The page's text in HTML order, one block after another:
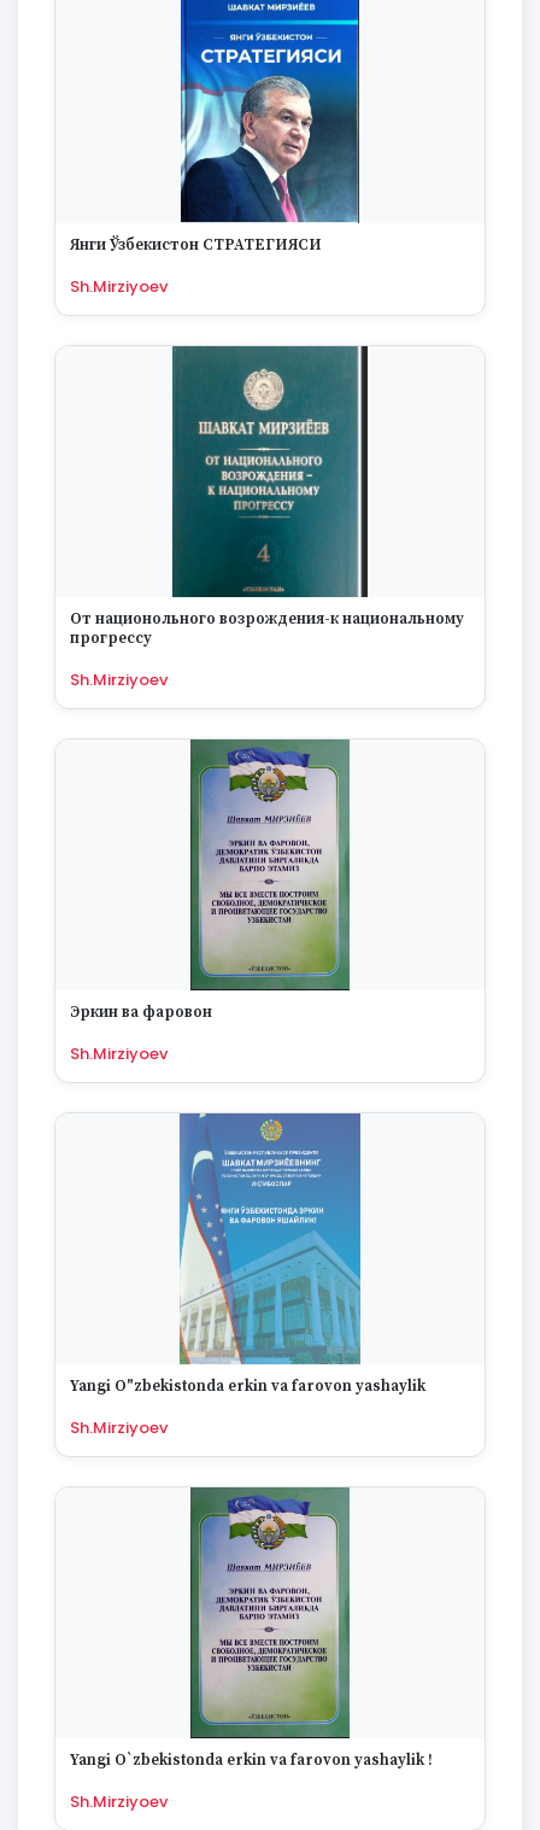
Янги Ўзбекистон СТРАТЕГИЯСИ
Sh.Mirziyoev
От национольного возрождения-к национальному
прогрессу
Sh.Mirziyoev
Эркин ва фаровон
Sh.Mirziyoev
Yangi O"zbekistonda erkin va farovon yashaylik
Sh.Mirziyoev
Yangi O`zbekistonda erkin va farovon yashaylik !
Sh.Mirziyoev